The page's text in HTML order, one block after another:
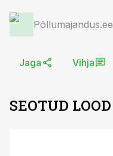
Põllumajandus.ee
Jaga Vihja
SEOTUD LOOD